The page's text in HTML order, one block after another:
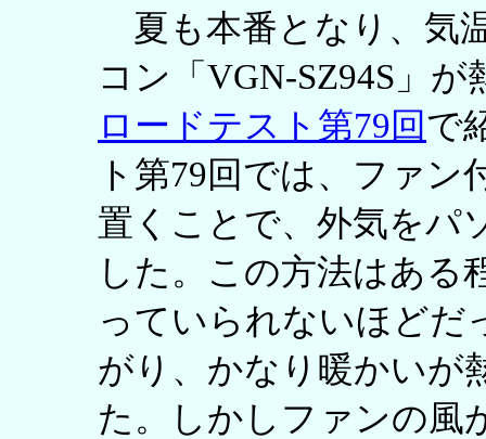
夏も本番となり、気
コン「VGN-SZ94S」
ロードテスト第79回 で
ト第79回では、ファ
置くことで、外気をパ
した。この方法はある
っていられないほどだ
がり、かなり暖かいが
た。しかしファンの風